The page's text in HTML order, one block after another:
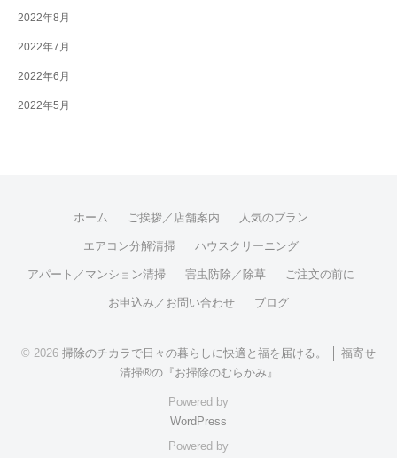
2022年8月
2022年7月
2022年6月
2022年5月
ホーム ご挨拶／店舗案内 人気のプラン
エアコン分解清掃 ハウスクリーニング
アパート／マンション清掃 害虫防除／除草 ご注文の前に
お申込み／お問い合わせ ブログ
© 2026 掃除のチカラで日々の暮らしに快適と福を届ける。 │ 福寄せ
清掃®の『お掃除のむらかみ』
Powered by
WordPress
Powered by